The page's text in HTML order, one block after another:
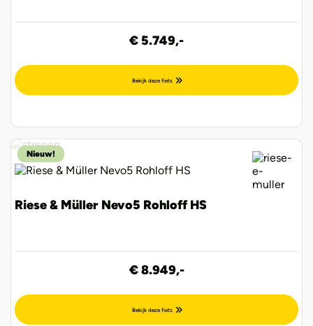
€ 5.749,-
Bekijk deze fiets
Riese & Müller Nevo5 Rohloff HS
€ 8.949,-
Bekijk deze fiets
Nieuw!